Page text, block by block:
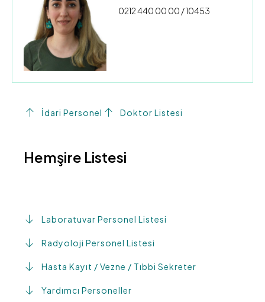
0212 440 00 00 / 10453
İdari Personel Doktor Listesi
Hemşire Listesi
Laboratuvar Personel Listesi
Radyoloji Personel Listesi
Hasta Kayıt / Vezne / Tıbbi Sekreter
Yardımcı Personeller